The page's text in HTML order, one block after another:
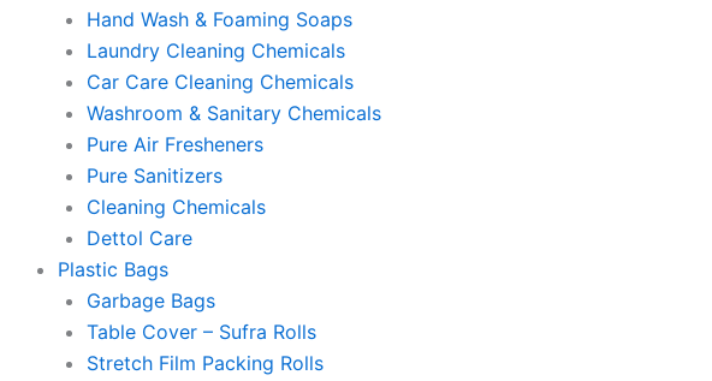
Hand Wash & Foaming Soaps
Laundry Cleaning Chemicals
Car Care Cleaning Chemicals
Washroom & Sanitary Chemicals
Pure Air Fresheners
Pure Sanitizers
Cleaning Chemicals
Dettol Care
Plastic Bags
Garbage Bags
Table Cover – Sufra Rolls
Stretch Film Packing Rolls